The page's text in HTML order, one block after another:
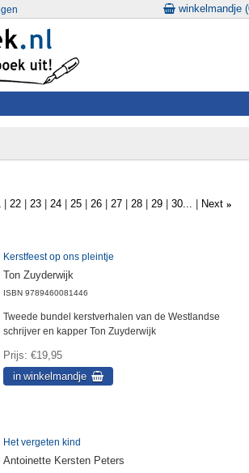
winkelmandje (
22 23 24 25 26 27 28 29 30... Next »
Kerstfeest op ons pleintje
Ton Zuyderwijk
ISBN 9789460081446
Tweede bundel kerstverhalen van de Westlandse
schrijver en kapper Ton Zuyderwijk
Prijs €19,95
Het vergeten kind
Antoinette Kersten Peters